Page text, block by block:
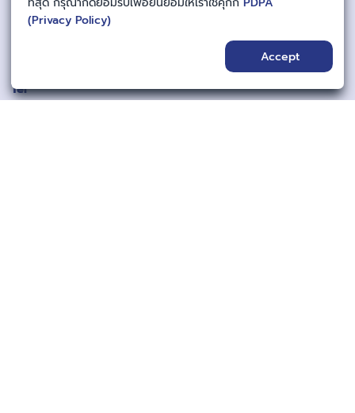
สำนักงานเขตพื้นที่การศึกษาประถมศึกษากรุงเทพมหานคร
Tel
(Privacy Policy)
Accept